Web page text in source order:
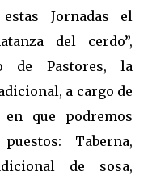
Jornadas el
del cerdo”,
de Pastores, la
a cargo de
que podremos
Taberna,
de sosa,